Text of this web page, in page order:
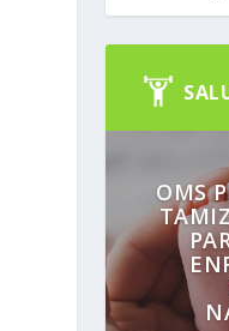
OMS